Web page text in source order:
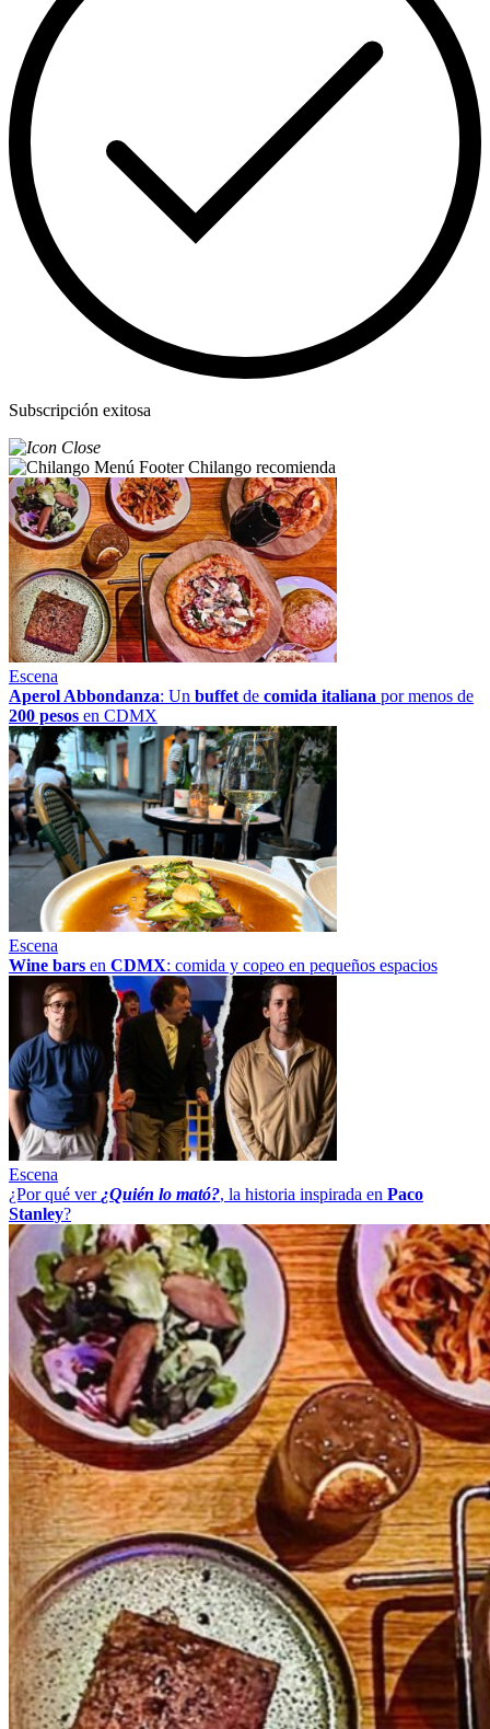
Subscripción exitosa
Chilango recomienda
Escena
Aperol Abbondanza: Un buffet de comida italiana por menos de
200 pesos en CDMX
Escena
Wine bars en CDMX: comida y copeo en pequeños espacios
Escena
¿Por qué ver ¿Quién lo mató?, la historia inspirada en Paco
Stanley?